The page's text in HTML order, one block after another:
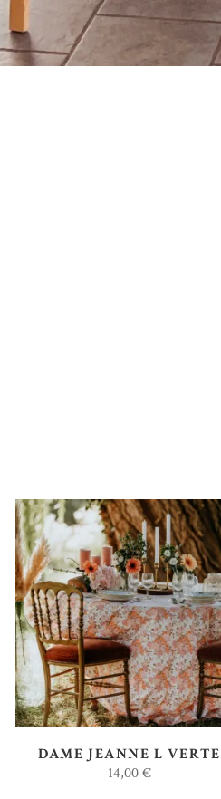
AJOUTER AU DEVIS
DAME JEANNE L VERTE
14,00€